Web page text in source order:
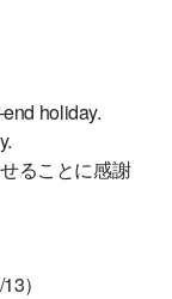
holiday.
ることに感謝
）